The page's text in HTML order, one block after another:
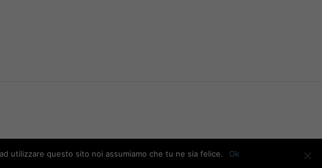
utilizzare questo sito noi assumiamo che tu ne sia felice. Ok